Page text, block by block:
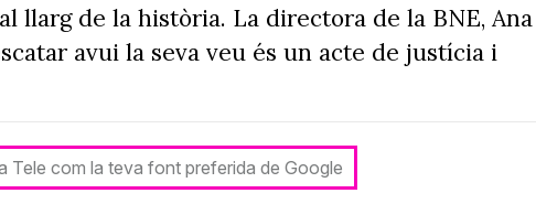
llarg de la història. La directora de la BNE, Ana
avui la seva veu és un acte de justícia i
Tele com la teva font preferida de Google